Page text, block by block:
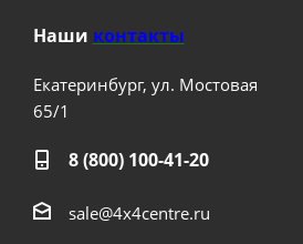
Наши контакты
Екатеринбург, ул. Мостовая
65/1
8 (800) 100-41-20
sale@4x4centre.ru